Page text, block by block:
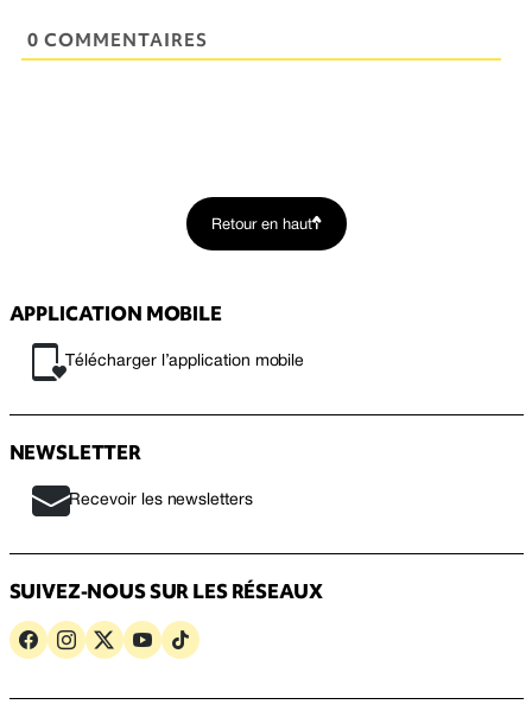
0 COMMENTAIRES
Retour en haut
APPLICATION MOBILE
Télécharger l’application mobile
NEWSLETTER
Recevoir les newsletters
SUIVEZ-NOUS SUR LES RÉSEAUX